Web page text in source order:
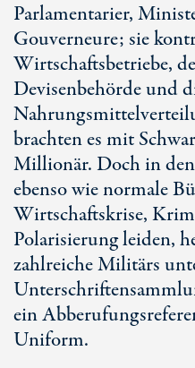
Parlamentarier,
Gouverneure; sie
Wirtschaftsbetriebe,
Devisenbehörde und
brachten es mit
Millionär. Doch in
ebenso wie normale
Wirtschaftskrise,
Polarisierung leiden,
zahlreiche Militärs
ein
Uniform.